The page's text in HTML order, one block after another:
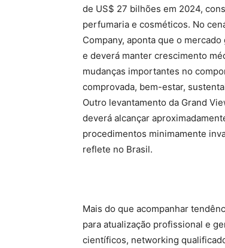
de US$ 27 bilhões em 2024,
perfumaria e cosméticos. No
Company, aponta que o
e deverá manter crescimento
mudanças importantes no
comprovada, bem-estar,
Outro levantamento da Grand
deverá alcançar
procedimentos minimamente
reflete no Brasil.
Mais do que acompanhar
para atualização profissional e
científicos, networking